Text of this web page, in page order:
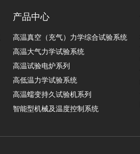
产品中心
高温真空（充气）力学综合试验系统
高温大气力学试验系统
高温试验电炉系列
高低温力学试验系统
高温蠕变持久试验机系列
智能型机械及温度控制系统